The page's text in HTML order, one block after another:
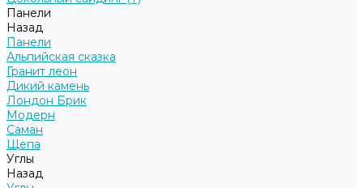
Панели
Назад
Панели
Альпийская сказка
Гранит леон
Дикий камень
Лондон Брик
Модерн
Саман
Щепа
Углы
Назад